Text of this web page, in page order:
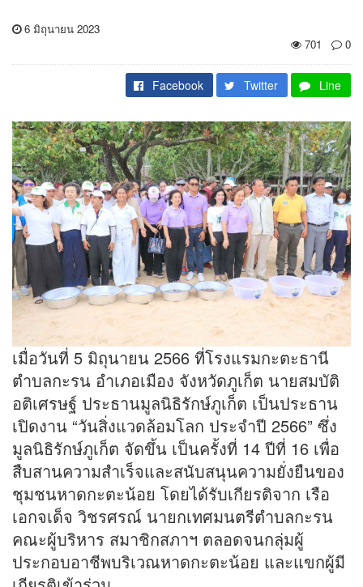
6 มิถุนายน 2023
701
0
Facebook Twitter Line
เมื่อวันที่ 5 มิถุนายน 2566 ที่โรงแรมกะตะธานี
ตำบลกะรน อำเภอเมือง จังหวัดภูเก็ต นายสมบัติ
อติเศรษฐ์ ประธานมูลนิธิรักษ์ภูเก็ต เป็นประธาน
เปิดงาน “วันสิ่งแวดล้อมโลก ประจำปี 2566” ซึ่ง
มูลนิธิรักษ์ภูเก็ต จัดขึ้น เป็นครั้งที่ 14 ปีที่ 16 เพื่อ
สืบสานความสำเร็จและสนับสนุนความยั่งยืนของ
ชุมชนหาดกะตะน้อย โดยได้รับเกียรติจาก เรือ
เอกจเด็จ วิชรศรณ์ นายกเทศมนตรีตำบลกะรน
คณะผู้บริหาร สมาชิกสภาฯ ตลอดจนกลุ่มผู้
ประกอบอาชีพบริเวณหาดกะตะน้อย และแขกผู้มี